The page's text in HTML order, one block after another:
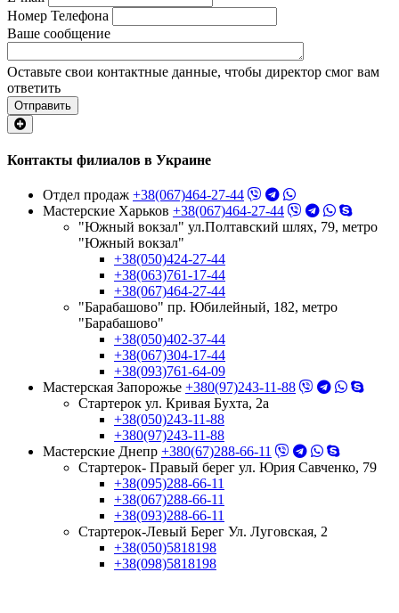
Номер Телефона
Ваше сообщение
Оставьте свои контактные данные, чтобы директор смог вам
ответить
Отправить
Контакты филиалов в Украине
Отдел продаж +38(067)464-27-44
Мастерские Харьков +38(067)464-27-44
"Южный вокзал" ул.Полтавский шлях, 79, метро
"Южный вокзал"
+38(050)424-27-44
+38(063)761-17-44
+38(067)464-27-44
"Барабашово" пр. Юбилейный, 182, метро
"Барабашово"
+38(050)402-37-44
+38(067)304-17-44
+38(093)761-64-09
Мастерская Запорожье +380(97)243-11-88
Стартерок ул. Кривая Бухта, 2а
+38(050)243-11-88
+380(97)243-11-88
Мастерские Днепр +380(67)288-66-11
Стартерок- Правый берег ул. Юрия Савченко, 79
+38(095)288-66-11
+38(067)288-66-11
+38(093)288-66-11
Стартерок-Левый Берег Ул. Луговская, 2
+38(050)5818198
+38(098)5818198